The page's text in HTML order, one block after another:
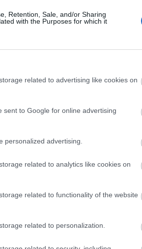
Retention, Sale, and/or Sharing
with the Purposes for which it
related to advertising like cookies on
sent to Google for online advertising
personalized advertising.
related to analytics like cookies on
related to functionality of the website
related to personalization.
várja az ünnepekre készülőket.
bemutatja a motor
kínál a gépipar számára.
munkajogi kérdésekben.
kerületben. Professzionális
Budapest, call
lézervágás,
szőnyegtisztítás24